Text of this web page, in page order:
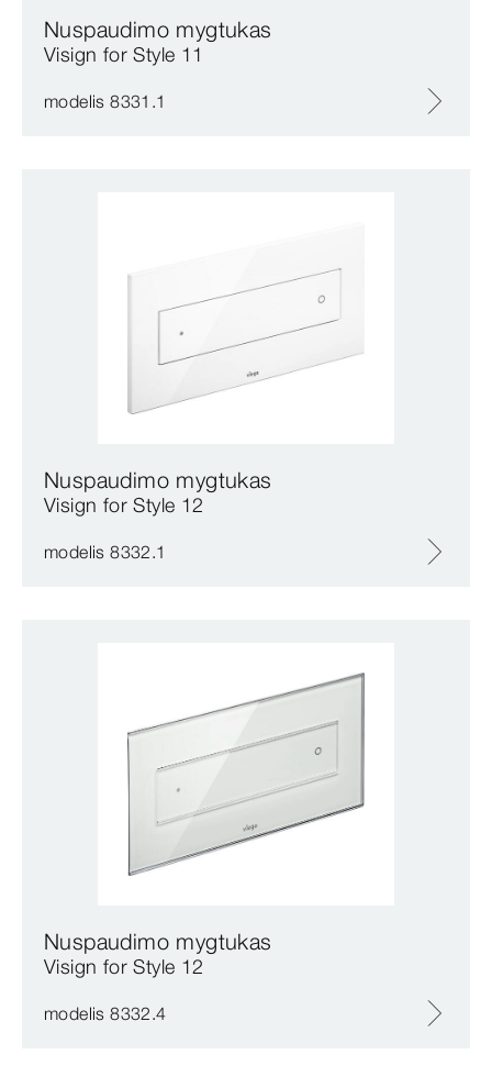
Nuspaudimo mygtukas
Visign for Style 11
modelis 8331.1
Nuspaudimo mygtukas
Visign for Style 12
modelis 8332.1
Nuspaudimo mygtukas
Visign for Style 12
modelis 8332.4